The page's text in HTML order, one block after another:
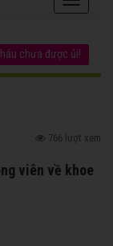
chưa được ủi!
766 lượt xem
viên về khoe